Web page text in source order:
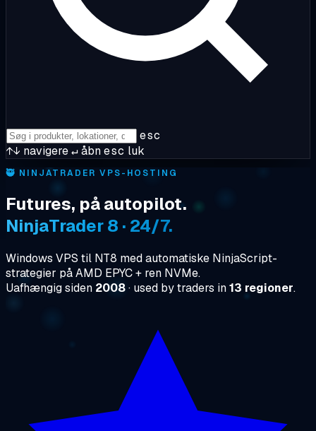
esc
↑↓ navigere↵åbnesc luk
🥷 NINJATRADER VPS-HOSTING
Futures, på autopilot.
NinjaTrader 8 · 24/7.
Windows VPS til NT8 med automatiske NinjaScript-
strategier på AMD EPYC + ren NVMe.
Uafhængig siden 2008· used by traders in13 regioner.